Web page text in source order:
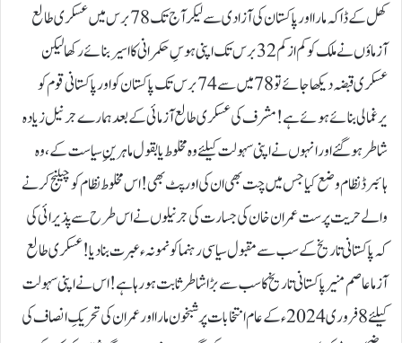
کھل کے ڈاکہ مارا اور پاکستان کی آزادی سے لیکر آج تک 78 برس میں عسکری طالع
آزماؤں نےملک کو کم از کم 32 برس تک اپنی ہوسِ حکمرانی کا اسیر بنائے رکھا لیکن
عسکری قبضہ دیکھا جائے تو78 میں سے 74 برس تک پاکستان کو اور پاکستانی قوم کو
یرغمالی بنائے ہوئے ہے !مشرف کی عسکری طالع آزمائی کے بعد ہمارےجرنیل زیادہ
شاطر ہوگئے اور انہوں نے اپنی سہولت کیلئے وہ مخلوط یا بقول ماہرینِ سیاست کے، وہ
ہائبرڈ نظام وضع کیا جس میں چت بھی ان کی اور پٹ بھی!اس مخلوط نظام کو چیلنج کرنے
والے حریت پرست عمران خان کی جسارت کی جرنیلوں نے اس طرح سے پذیرائی کی
کہ پاکستانی تاریخ کے سب سے مقبول سیاسی رہنما کو نمونہءعبرت بنادیا!عسکری طالع
آزما عاصم منیر پاکستانی تاریخ کا سب سےبڑا شاطر ثابت ہورہا ہے !اس نے اپنی سہولت
کیلئے8 فروری 2024ء کے عام انتخابات پر شبخون مارا اور عمران کی تحریکِ انصاف کی